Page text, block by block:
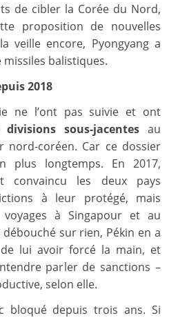
de cibler la Corée du Nord,
proposition de nouvelles
veille encore, Pyongyang a
balistiques.
2018
ne l’ont pas suivie et ont
divisions sous-jacentes au
nord-coréen. Car ce dossier
plus longtemps. En 2017,
convaincu les deux pays
à leur protégé, mais
à Singapour et au
sur rien, Pékin en a
lui avoir forcé la main, et
parler de sanctions –
selon elle.
bloqué depuis trois ans. Si